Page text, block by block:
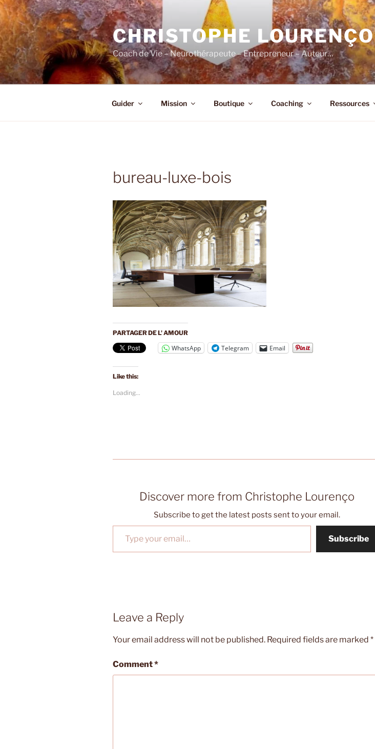
Skip
to
content
CHRISTOPHE LOURENÇO
Coach de Vie – Neurothérapeute – Entrepreneur – Auteur…
Guider Mission Boutique Coaching Ressources
bureau-luxe-bois
PARTAGER DE L' AMOUR
WhatsApp Telegram Email
Like this:
Loading...
Discover more from Christophe Lourenço
Subscribe to get the latest posts sent to your email.
Type your email…
Subscribe
Leave a Reply
Your email address will not be published. Required fields are marked *
Comment*